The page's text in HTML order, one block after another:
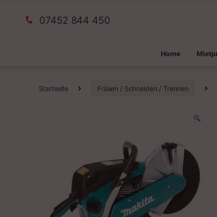
07452 844 450
Home
Startseite Fräsen / Schneiden / Trennen